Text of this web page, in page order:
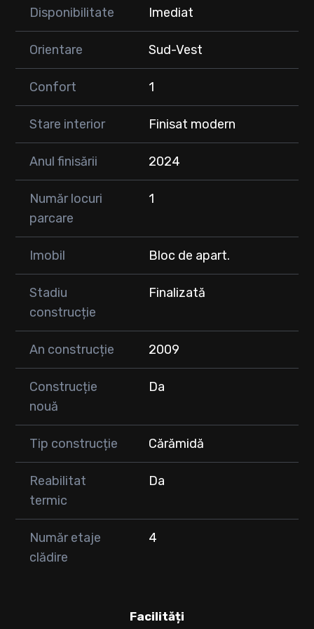
Disponibilitate Imediat
Orientare Sud-Vest
Confort 1
Stare interior Finisat modern
Anul finisării 2024
Număr locuri
parcare
1
Imobil Bloc de apart.
Stadiu
construcție
Finalizată
An construcție 2009
Construcție
nouă
Da
Tip construcție Cărămidă
Reabilitat
termic
Da
Număr etaje
clădire
4
Facilități